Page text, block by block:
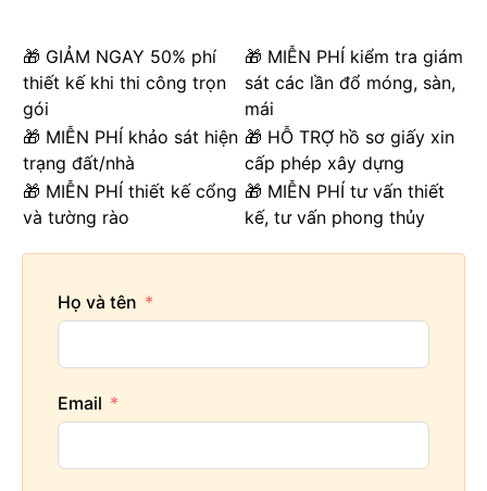
🎁 GIẢM NGAY 50% phí
thiết kế khi thi công trọn
gói
🎁 MIỄN PHÍ kiểm tra giám
sát các lần đổ móng, sàn,
mái
🎁 MIỄN PHÍ khảo sát hiện
trạng đất/nhà
🎁 HỖ TRỢ hồ sơ giấy xin
cấp phép xây dựng
🎁 MIỄN PHÍ thiết kế cổng
và tường rào
🎁 MIỄN PHÍ tư vấn thiết
kế, tư vấn phong thủy
Họ và tên
Email